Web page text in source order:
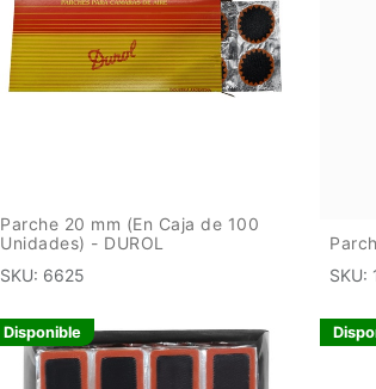
Parche 20 mm (En Caja de 100
Unidades) - DUROL
SKU: 6625
SKU:
Disponible